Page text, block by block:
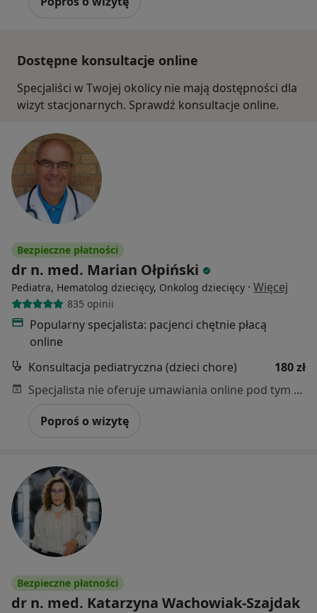
Dostępne konsultacje online
Specjaliści w Twojej okolicy nie mają dostępności dla
wizyt stacjonarnych. Sprawdź konsultacje online.
Bezpieczne płatności
dr n. med. Marian Ołpiński
Pediatra, Hematolog dziecięcy, Onkolog dziecięcy · Więcej
835 opinii
Popularny specjalista: pacjenci chętnie płacą
online
Konsultacja pediatryczna (dzieci chore)
180 zł
Specjalista nie oferuje umawiania online pod tym adresem.
Poproś o wizytę
Bezpieczne płatności
dr n. med. Katarzyna Wachowiak-Szajdak